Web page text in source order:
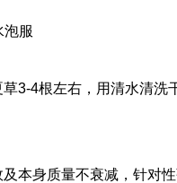
服
4根左右，用清水清洗
身质量不衰减，针对性